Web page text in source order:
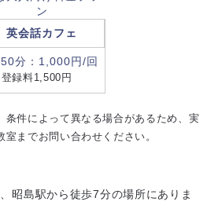
ン
英会話カフェ
50分：1,000円/回
録料1,500円
件によって異なる場合があるため、実
までお問い合わせください。
昭島駅から徒歩7分の場所にありま